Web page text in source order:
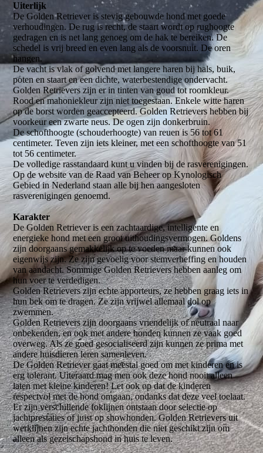
Uiterlijk
De Golden Retriever is stevig gebouwde hond met goede
verhoudingen. De rug is recht, de staart wordt op rughoogte
gedragen en is net lang genoeg om de hak te bereiken. De
schedel is vrij breed en even lang als de voorsnuit. De oren
hangen.
De vacht is vlak of golvend met langere haren bij hals, buik,
poten en staart en een dichte, waterbestendige ondervacht.
Golden Retrievers zijn er in tinten van goud tot roomkleur.
Rood en mahoniekleur zijn niet toegestaan. Enkele witte haren
op de borst worden geaccepteerd. Golden Retrievers hebben bij
voorkeur een zwarte neus. De ogen zijn donkerbruin.
De schofthoogte (schouderhoogte) van reuen is 56 tot 61
centimeter. Teven zijn iets kleiner, met een schofthoogte van 51
tot 56 centimeter.
De volledige rasstandaard kunt u vinden bij de rasverenigingen.
Op de website van de Raad van Beheer op Kynologisch
Gebied in Nederland staan alle bij hen aangesloten
rasverenigingen genoemd.
Karakter
De Golden Retriever is een zachtaardige, intelligente en
energieke hond met een groot uithoudingsvermogen. Goldens
zijn doorgaans gemakkelijk op te voeden maar kunnen ook
eigenwijs zijn. Ze zijn gevoelig voor stemverheffing en houden
van aandacht. Sommige Golden Retrievers hebben aanleg om
hun voer te verdedigen.
Golden Retrievers zijn echte apporteurs, ze hebben graag iets in
hun bek om te dragen. Ze zijn vrijwel allemaal dol op
zwemmen.
Golden Retrievers zijn doorgaans vriendelijk of neutraal naar
onbekenden, en ook met andere honden kunnen ze vaak goed
overweg. Als ze goed gesocialiseerd zijn kunnen ze prima met
andere huisdieren leren samenleven.
De Golden Retriever gaat meestal goed om met kinderen en is
erg tolerant. Uiteraard mag men ook deze hond nooit alleen
laten met kleine kinderen! Let ook op dat de kinderen
respectvol met de hond omgaan, ondanks dat deze veel toelaat.
Er zijn verschillende foklijnen ontstaan door selectie op
jachtprestaties of juist op showhonden. Golden Retrievers uit
werklijnen zijn echte jachthonden die niet geschikt zijn om
alleen als gezelschapshond in huis te leven.